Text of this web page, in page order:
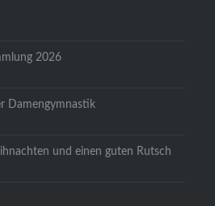
2026
Damengymnastik
und einen guten Rutsch